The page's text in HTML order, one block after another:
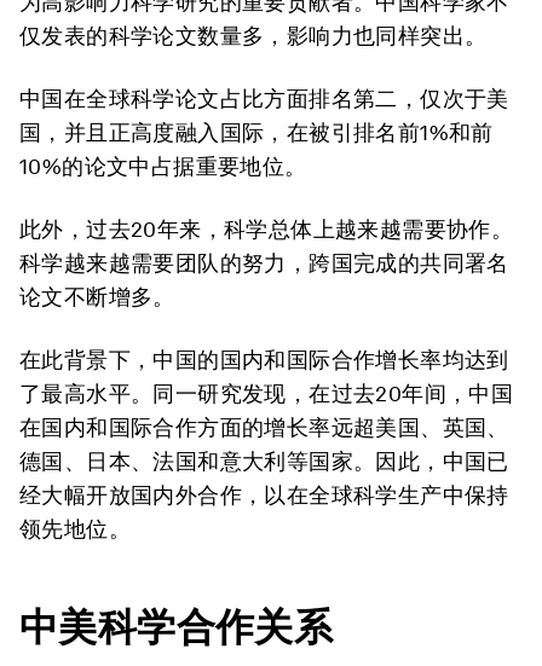
仅发表的科学论文数量多，影响力也同样突出。
中国在全球科学论文占比方面排名第二，仅次于美
国，并且正高度融入国际，在被引排名前1%和前
10%的论文中占据重要地位。
此外，过去20年来，科学总体上越来越需要协作。
科学越来越需要团队的努力，跨国完成的共同署名
论文不断增多。
在此背景下，中国的国内和国际合作增长率均达到
了最高水平。同一研究发现，在过去20年间，中国
在国内和国际合作方面的增长率远超美国、英国、
德国、日本、法国和意大利等国家。因此，中国已
经大幅开放国内外合作，以在全球科学生产中保持
领先地位。
中美科学合作关系